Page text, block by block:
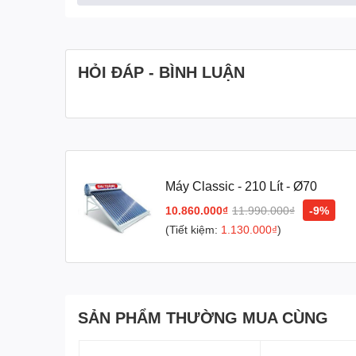
+ Diện tích tối thiểu (dài x rộng) = thông số lắp đặt máy
+ Có khả năng chịu tải trọng của máy và nước lúc đầy
2. Bồn chứa nước:
HỎI ĐÁP - BÌNH LUẬN
Máy Classic - 210 Lít - Ø70
10.860.000₫ 11.990.000₫
-9%
(Tiết kiệm: 1.130.000₫)
SẢN PHẨM THƯỜNG MUA CÙNG